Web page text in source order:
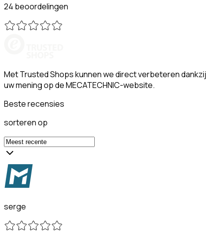
24 beoordelingen
Met Trusted Shops kunnen we direct verbeteren dankzij
uw mening op de MECATECHNIC-website.
Beste recensies
sorteren op
serge